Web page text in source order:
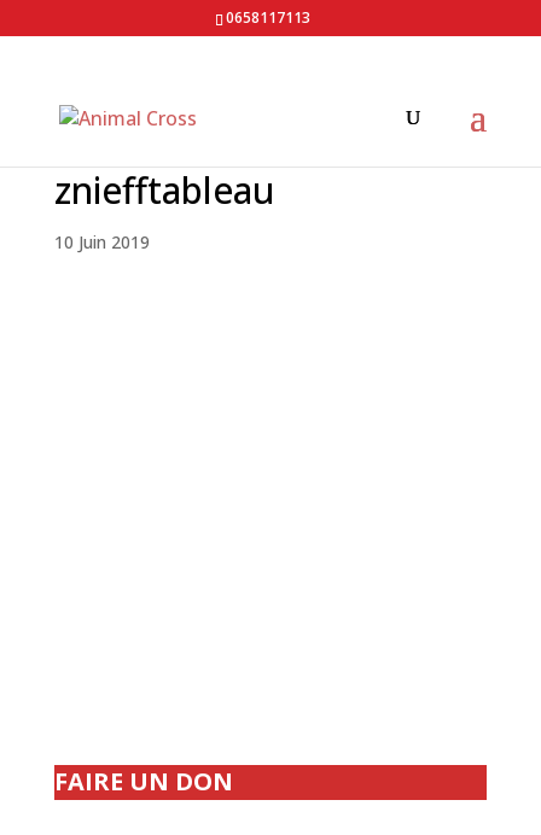
0658117113
zniefftableau
10 Juin 2019
FAIRE UN DON